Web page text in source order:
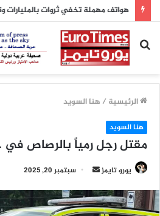
هواتف مهملة تخفي ثروات
بحث
عن
الرئيسية / هنا السويد
هنا السويد
مقتل رجل رمياً بالرصاص
يورو تايمز
أرسل
إلكترونيا
سبتمبر 20, 2025